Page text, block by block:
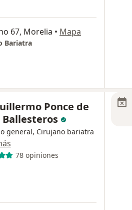
67, Morelia • Mapa
Bariatra
Ponce de
Ballesteros
general, Cirujano bariatra
78 opiniones